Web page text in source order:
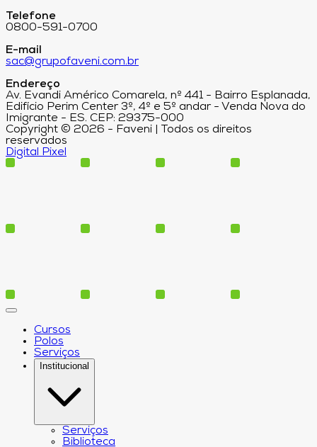
Telefone
0800-591-0700
E-mail
sac@grupofaveni.com.br
Endereço
Av. Evandi Américo Comarela, nº 441 - Bairro Esplanada,
Edifício Perim Center 3º, 4º e 5º andar - Venda Nova do
Imigrante - ES. CEP: 29375-000
Copyright © 2026 - Faveni | Todos os direitos
reservados
Digital Pixel
Cursos
Polos
Serviços
Institucional
Serviços
Biblioteca